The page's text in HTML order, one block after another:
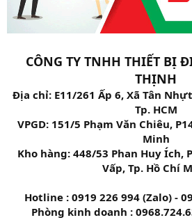
CÔNG TY TNHH THIẾT BỊ
THỊNH
Địa chỉ: E11/261 Ấp 6, Xã Tân
Tp. HCM
VPGD: 151/5 Phạm Văn Chiêu,
Minh
Kho hàng: 448/53 Phan Huy Ích,
Vấp, Tp. Hồ Chí
Hotline : 0919 226 994 (Zalo) -
Phòng kinh doanh :